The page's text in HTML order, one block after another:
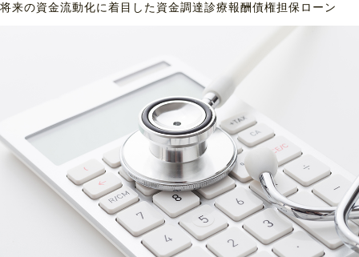
将来の資金流動化に着目した資金調達診療報酬債権担保ローン